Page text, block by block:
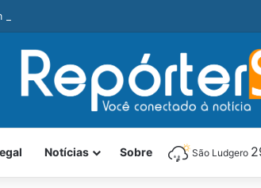
é preso com revólver e pedra de crack durante
Notícias Sobre São Ludgero